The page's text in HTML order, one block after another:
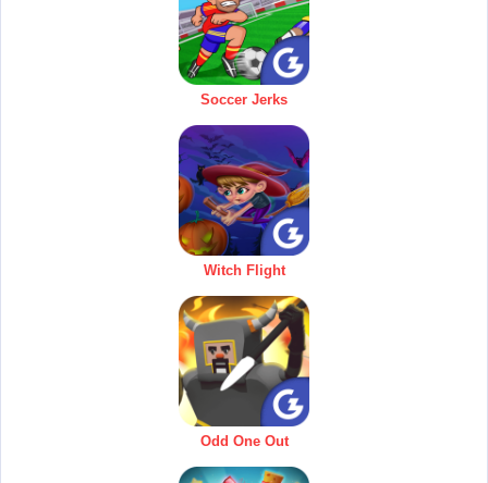
Soccer Jerks
Witch Flight
Odd One Out